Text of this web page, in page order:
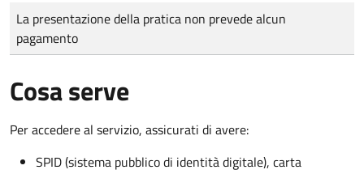
Tipo di pagamento
Importo
La presentazione della pratica non prevede alcun
pagamento
Cosa serve
Per accedere al servizio, assicurati di avere:
SPID (sistema pubblico di identità digitale), carta